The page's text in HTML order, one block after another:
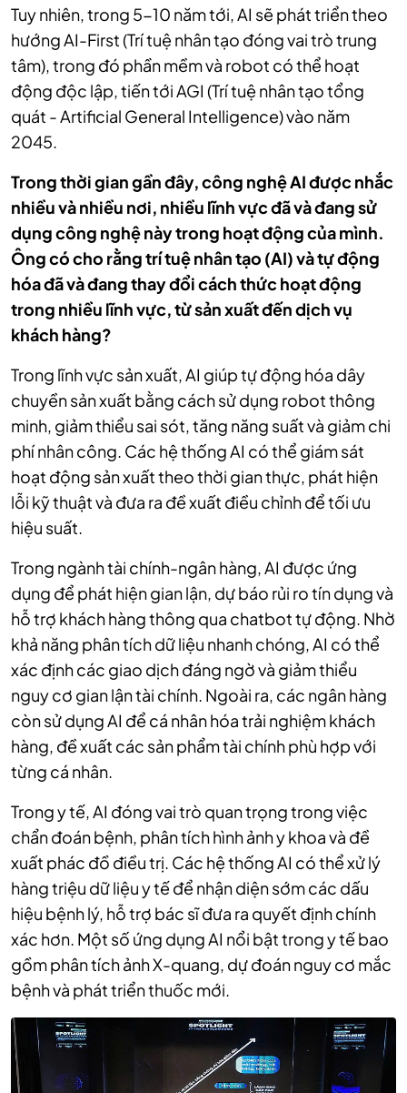
Tuy nhiên, trong 5-10 năm tới, AI sẽ phát triển theo
hướng AI-First (Trí tuệ nhân tạo đóng vai trò trung
tâm), trong đó phần mềm và robot có thể hoạt
động độc lập, tiến tới AGI (Trí tuệ nhân tạo tổng
quát - Artificial General Intelligence) vào năm
2045.
Trong thời gian gần đây, công nghệ AI được nhắc
nhiều và nhiều nơi, nhiều lĩnh vực đã và đang sử
dụng công nghệ này trong hoạt động của mình.
Ông có cho rằng trí tuệ nhân tạo (AI) và tự động
hóa đã và đang thay đổi cách thức hoạt động
trong nhiều lĩnh vực, từ sản xuất đến dịch vụ
khách hàng?
Trong lĩnh vực sản xuất, AI giúp tự động hóa dây
chuyền sản xuất bằng cách sử dụng robot thông
minh, giảm thiểu sai sót, tăng năng suất và giảm chi
phí nhân công. Các hệ thống AI có thể giám sát
hoạt động sản xuất theo thời gian thực, phát hiện
lỗi kỹ thuật và đưa ra đề xuất điều chỉnh để tối ưu
hiệu suất.
Trong ngành tài chính-ngân hàng, AI được ứng
dụng để phát hiện gian lận, dự báo rủi ro tín dụng và
hỗ trợ khách hàng thông qua chatbot tự động. Nhờ
khả năng phân tích dữ liệu nhanh chóng, AI có thể
xác định các giao dịch đáng ngờ và giảm thiểu
nguy cơ gian lận tài chính. Ngoài ra, các ngân hàng
còn sử dụng AI để cá nhân hóa trải nghiệm khách
hàng, đề xuất các sản phẩm tài chính phù hợp với
từng cá nhân.
Trong y tế, AI đóng vai trò quan trọng trong việc
chẩn đoán bệnh, phân tích hình ảnh y khoa và đề
xuất phác đồ điều trị. Các hệ thống AI có thể xử lý
hàng triệu dữ liệu y tế để nhận diện sớm các dấu
hiệu bệnh lý, hỗ trợ bác sĩ đưa ra quyết định chính
xác hơn. Một số ứng dụng AI nổi bật trong y tế bao
gồm phân tích ảnh X-quang, dự đoán nguy cơ mắc
bệnh và phát triển thuốc mới.